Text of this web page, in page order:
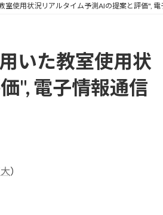
使用状況リアルタイム予測AIの提案と評価",
いた教室使用状
", 電子情報通信
）